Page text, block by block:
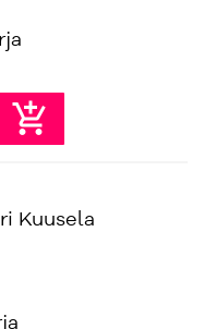
add_shopping_cart
Kuusela